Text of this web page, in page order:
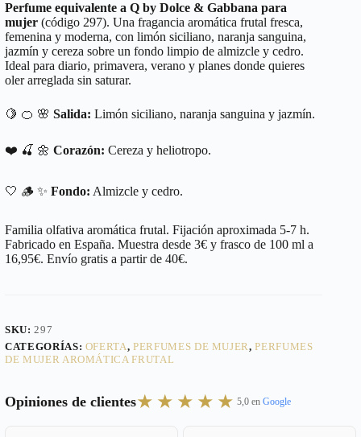
Perfume equivalente a Q by Dolce & Gabbana para
mujer (código 297). Una fragancia aromática frutal fresca,
femenina y moderna, con limón siciliano, naranja sanguina,
jazmín y cereza sobre un fondo limpio de almizcle y cedro.
Ideal para diario, primavera, verano y planes donde quieres
oler arreglada sin saturar.
🍋 🍊 🌸 Salida: Limón siciliano, naranja sanguina y jazmín.
❤️ 🍒 🌼 Corazón: Cereza y heliotropo.
🤍 🪵 ✨ Fondo: Almizcle y cedro.
Familia olfativa aromática frutal. Fijación aproximada 5-7 h.
Fabricado en España. Muestra desde 3€ y frasco de 100 ml a
16,95€. Envío gratis a partir de 40€.
SKU:297
CATEGORÍAS: OFERTA,PERFUMES DE MUJER,PERFUMES
DE MUJER AROMÁTICA FRUTAL
Opiniones de clientes★★★★★ 5,0 en Google